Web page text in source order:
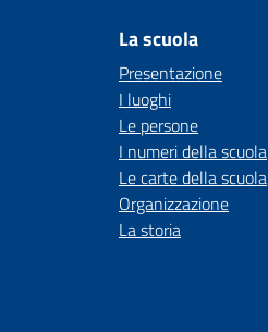
La scuola
Presentazione
I luoghi
Le persone
I numeri della scuola
Le carte della scuola
Organizzazione
La storia